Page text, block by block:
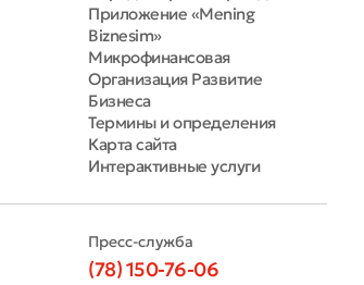
Приложение «Mening
Biznesim»
Микрофинансовая
Организация Развитие
Бизнеса
Термины и определения
Карта сайта
Интерактивные услуги
Пресс-служба
(78) 150-76-06